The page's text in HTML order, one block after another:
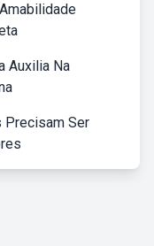
Auxilia Na
Precisam Ser